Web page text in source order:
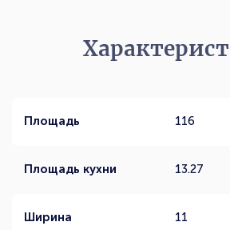
Площадь 116
Площадь кухни 13.27
Ширина 11